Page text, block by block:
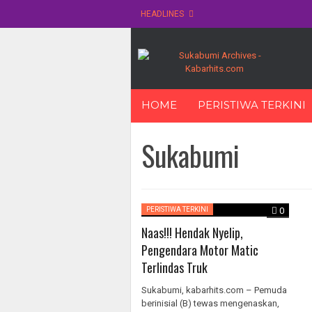
HEADLINES
content
HOME PERISTIWA TERKINI
Sukabumi
0
PERISTIWA TERKINI
Naas!!! Hendak Nyelip,
Pengendara Motor Matic
Terlindas Truk
Sukabumi, kabarhits.com – Pemuda
berinisial (B) tewas mengenaskan,